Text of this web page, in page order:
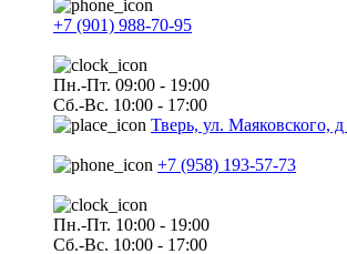
+7 (901) 988-70-95
Пн.-Пт. 09:00 - 19:00
Сб.-Вс. 10:00 - 17:00
Тверь, ул. Маяковского, д
+7 (958) 193-57-73
Пн.-Пт. 10:00 - 19:00
Сб.-Вс. 10:00 - 17:00